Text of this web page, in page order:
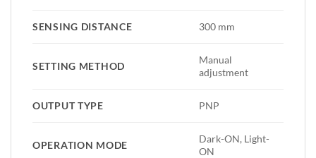
SENSING DISTANCE 300 mm
SETTING METHOD
Manual
adjustment
OUTPUT TYPE PNP
OPERATION MODE
Dark-ON, Light-
ON